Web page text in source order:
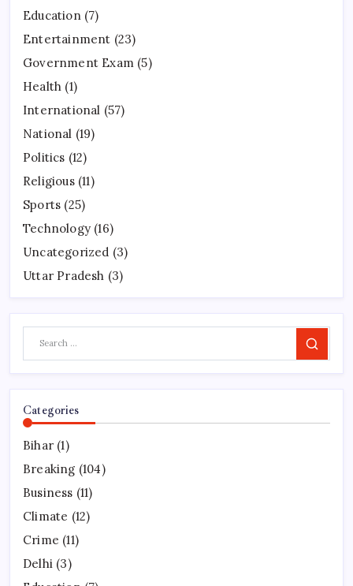
Education(7)
Entertainment (23)
Government Exam (5)
Health (1)
International (57)
National (19)
Politics (12)
Religious(11)
Sports (25)
Technology (16)
Uncategorized (3)
Uttar Pradesh (3)
Search
Categories
Bihar (1)
Breaking (104)
Business (11)
Climate (12)
Crime (11)
Delhi (3)